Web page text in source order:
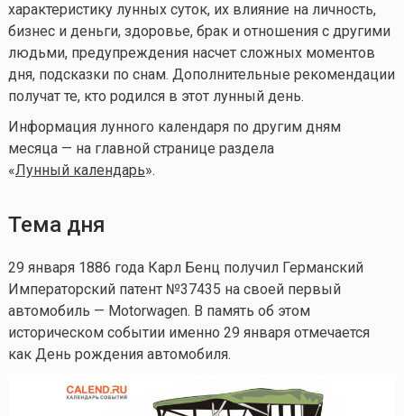
характеристику лунных суток, их влияние на личность,
бизнес и деньги, здоровье, брак и отношения с другими
людьми, предупреждения насчет сложных моментов
дня, подсказки по снам. Дополнительные рекомендации
получат те, кто родился в этот лунный день.
Информация лунного календаря по другим дням
месяца — на главной странице раздела
«Лунный календарь».
Тема дня
29 января 1886 года Карл Бенц получил Германский
Императорский патент №37435 на своей первый
автомобиль — Motorwagen. В память об этом
историческом событии именно 29 января отмечается
как День рождения автомобиля.